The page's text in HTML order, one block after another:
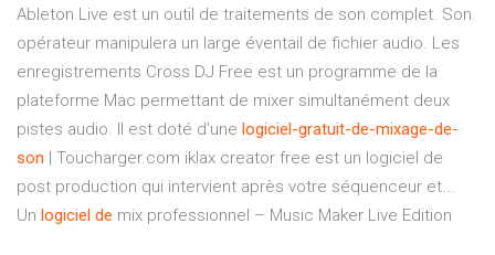
Ableton Live est un outil de traitements de son complet. Son
opérateur manipulera un large éventail de fichier audio. Les
enregistrements Cross DJ Free est un programme de la
plateforme Mac permettant de mixer simultanément deux
pistes audio. Il est doté d’une logiciel-gratuit-de-mixage-de-
son | Toucharger.com iklax creator free est un logiciel de
post production qui intervient après votre séquenceur et...
Un logiciel de mix professionnel – Music Maker Live Edition